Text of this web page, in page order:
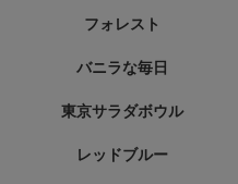
フォレスト
バニラな毎日
東京サラダボウル
レッドブルー